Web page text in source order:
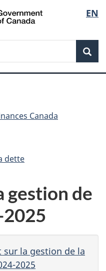
de
la
EN
Canada
dette
gestion de
sur la gestion de la
2025